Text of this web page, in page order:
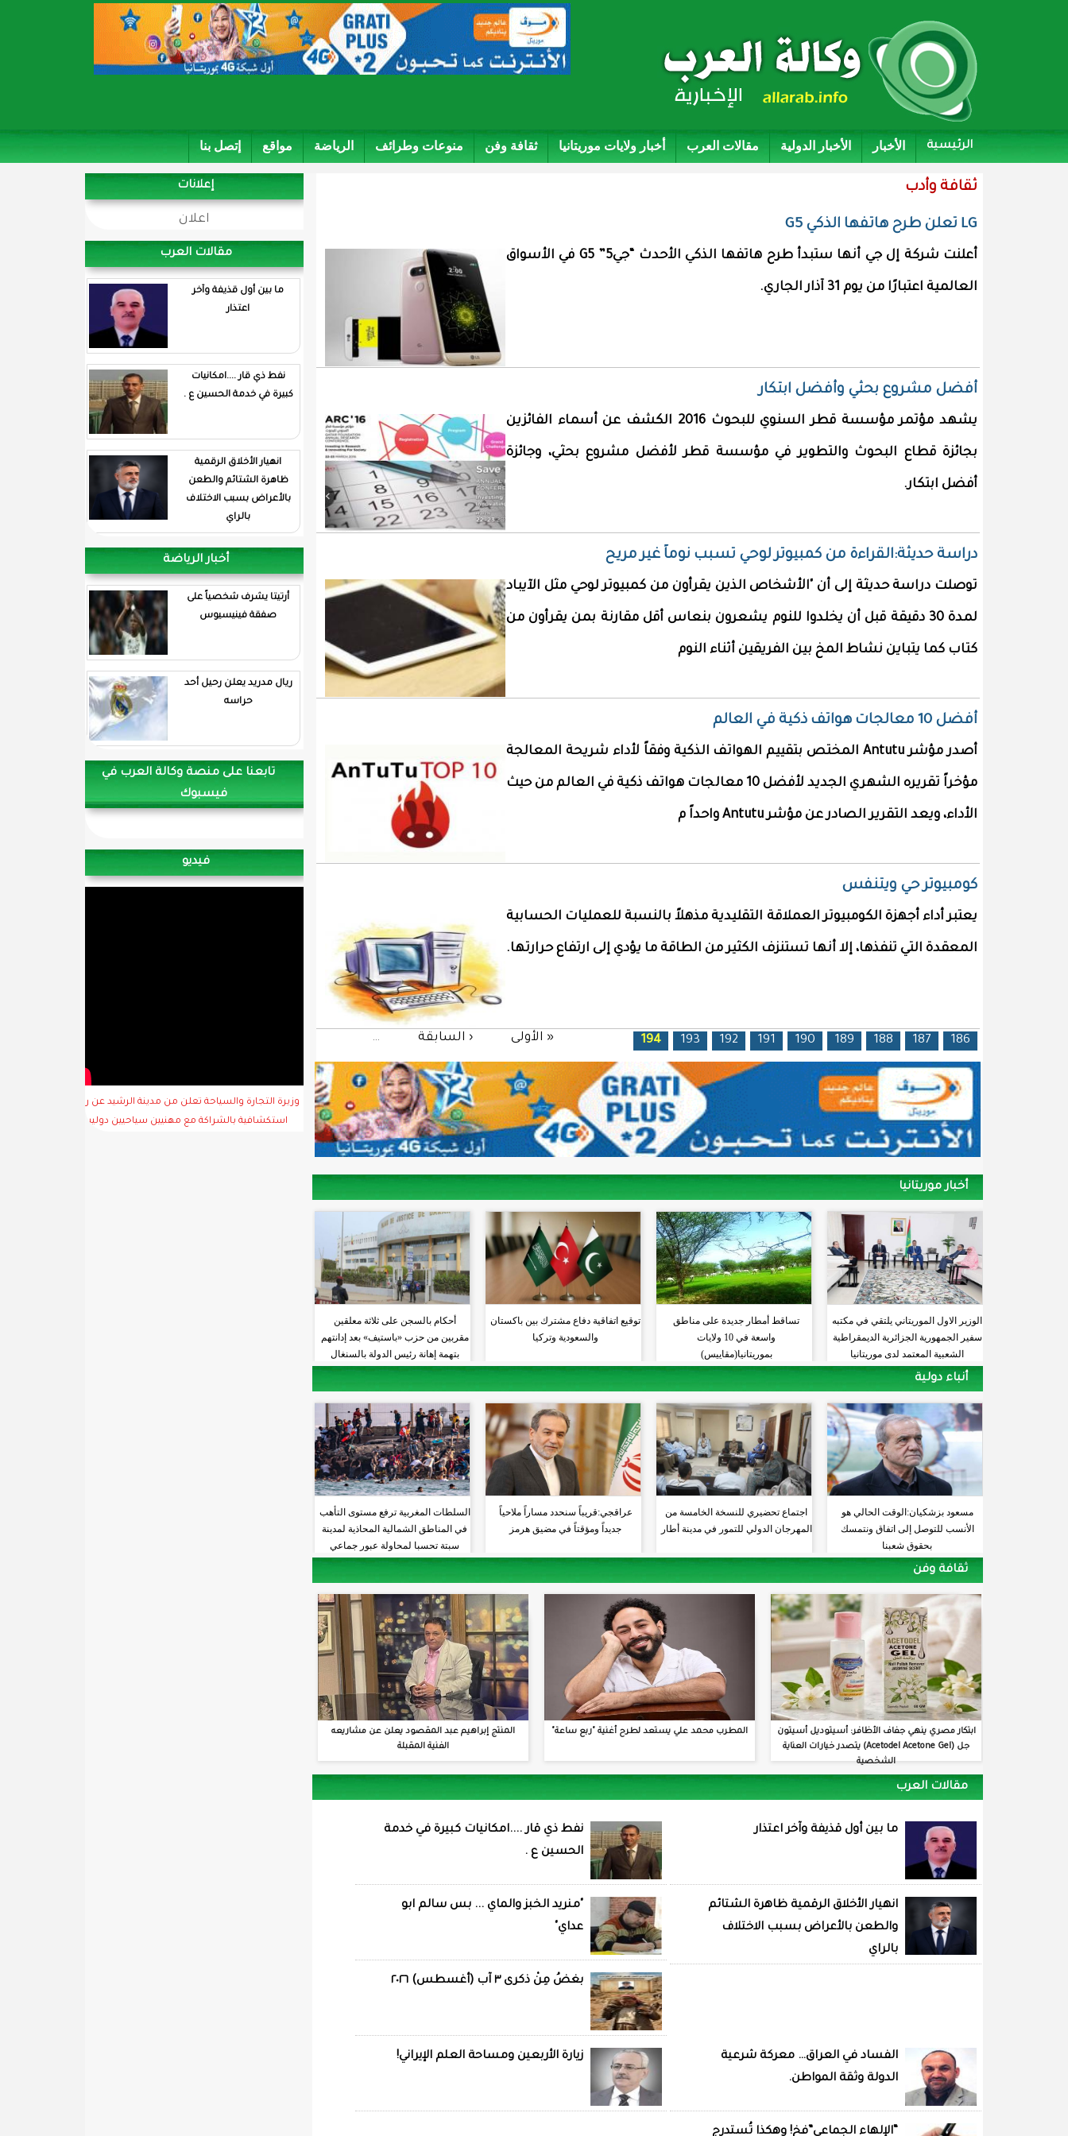
الرئيسية الأخبار الأخبار الدولية مقالات العرب أخبار ولايات موريتانيا ثقافة وفن منوعات وطرائف الرياضة مواقع إتصل بنا
ثقافة وأدب
LG تعلن طرح هاتفها الذكي G5
أعلنت شركة إل جي أنها ستبدأ طرح هاتفها الذكي الأحدث “جي5” G5 في الأسواق
العالمية اعتبارًا من يوم 31 آذار الجاري.
أفضل مشروع بحثي وأفضل ابتكار
يشهد مؤتمر مؤسسة قطر السنوي للبحوث 2016 الكشف عن أسماء الفائزين
بجائزة قطاع البحوث والتطوير في مؤسسة قطر لأفضل مشروع بحثي، وجائزة
أفضل ابتكار.
دراسة حديثة:القراءة من كمبيوتر لوحي تسبب نوماً غير مريح
توصلت دراسة حديثة إلى أن "الأشخاص الذين يقرأون من كمبيوتر لوحي مثل الآيباد
لمدة 30 دقيقة قبل أن يخلدوا للنوم يشعرون بنعاس أقل مقارنة بمن يقرأون من
كتاب كما يتباين نشاط المخ بين الفريقين أثناء النوم
أفضل 10 معالجات هواتف ذكية في العالم
أصدر مؤشر Antutu المختص بتقييم الهواتف الذكية وفقاً لأداء شريحة المعالجة
مؤخراً تقريره الشهري الجديد لأفضل 10 معالجات هواتف ذكية في العالم من حيث
الأداء، ويعد التقرير الصادر عن مؤشر Antutu واحداً م
كومبيوتر حي ويتنفس
يعتبر أداء أجهزة الكومبيوتر العملاقة التقليدية مذهلاً بالنسبة للعمليات الحسابية
المعقدة التي تنفذها، إلا أنها تستنزف الكثير من الطاقة ما يؤدي إلى ارتفاع حرارتها.
الصفحات « الأولى ‹ السابقة … 186
187
188
189
190
191
192
193
194
إعلانات
اعلان
مقالات العرب
ما بين أول قذيفة وآخر
اعتذار
نفط ذي قار ....امكانيات
كبيرة في خدمة الحسين ع .
انهيار الأخلاق الرقمية
ظاهرة الشتائم والطعن
بالأعراض بسبب الاختلاف
بالراي
أخبار الرياضة
أرتيتا يشرف شخصياً على
صفقة فينيسيوس
ريال مدريد يعلن رحيل أحد
حراسه
تابعنا على منصة وكالة العرب في
فيسبوك
فيديو
وزيرة التجارة والسياحة تعلن من مدينة الرشيد عن رحلة
استكشافية بالشراكة مع مهنيين سياحيين دوليين
أخبار موريتانيا
الوزير الاول الموريتاني يلتقي في مكتبه
سفير الجمهورية الجزائرية الديمقراطية
الشعبية المعتمد لدى موريتانيا
تساقط أمطار جديدة على مناطق
واسعة في 10 ولايات
بموريتانيا(مقاييس)
توقيع اتفاقية دفاع مشترك بين باكستان
والسعودية وتركيا
أحكام بالسجن على ثلاثة معلقين
مقربين من حزب «باستيف» بعد إدانتهم
بتهمة إهانة رئيس الدولة بالسنغال
أنباء دولية
مسعود بزشكيان:الوقت الحالي هو
الأنسب للتوصل إلى اتفاق ونتمسك
بحقوق شعبنا
اجتماع تحضيري للنسخة الخامسة من
المهرجان الدولي للتمور في مدينة أطار
عراقجي:قريباً سنحدد مساراً ملاحياً
جديداً ومؤقتاً في مضيق هرمز
السلطات المغربية ترفع مستوى التأهب
في المناطق الشمالية المحاذية لمدينة
سبتة تحسبا لمحاولة عبور جماعي
جديدة
ثقافة وفن
ابتكار مصري ينهي جفاف الأظافر: أسيتوديل أسيتون
جل (Acetodel Acetone Gel) يتصدر خيارات العناية
الشخصية
المطرب محمد علي يستعد لطرح أغنية "ربع ساعة"
المنتج إبراهيم عبد المقصود يعلن عن مشاريعه
الفنية المقبلة
مقالات العرب
ما بين أول قذيفة وآخر اعتذار
نفط ذي قار ....امكانيات كبيرة في خدمة
الحسين ع .
انهيار الأخلاق الرقمية ظاهرة الشتائم
والطعن بالأعراض بسبب الاختلاف
بالراي
"منريد الخبز والماي ... بس سالم ابو
عداي"
بغضُ مِنْ ذكرى ٣ آب (أغسطس) ٢٠٢٦
الفساد في العراق… معركة شرعية
الدولة وثقة المواطن.
زيارة الأربعين ومساحة العلم الإيراني!
“الإلهاء الجماعي”فخ! وهكذا تُستدرج